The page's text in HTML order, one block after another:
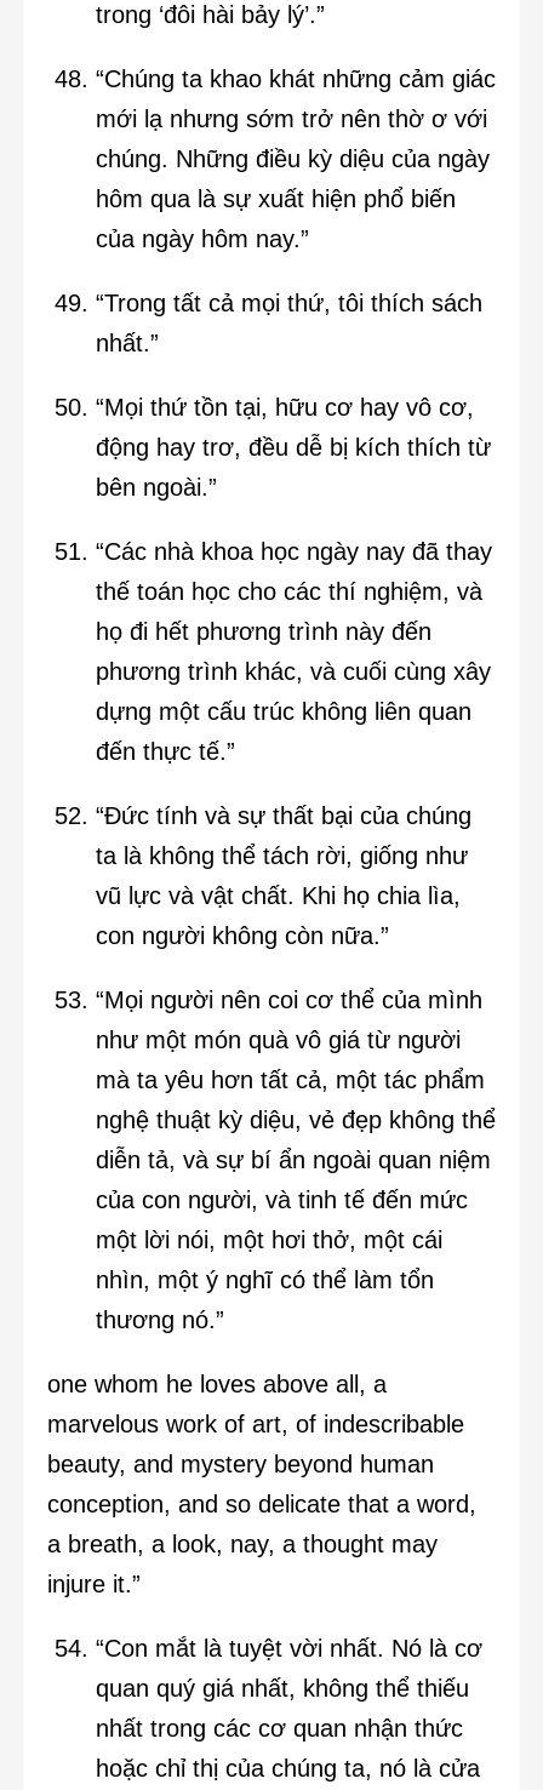
trong ‘đôi hài bảy lý’.”
“Chúng ta khao khát những cảm giác
mới lạ nhưng sớm trở nên thờ ơ với
chúng. Những điều kỳ diệu của ngày
hôm qua là sự xuất hiện phổ biến
của ngày hôm nay.”
“Trong tất cả mọi thứ, tôi thích sách
nhất.”
“Mọi thứ tồn tại, hữu cơ hay vô cơ,
động hay trơ, đều dễ bị kích thích từ
bên ngoài.”
“Các nhà khoa học ngày nay đã thay
thế toán học cho các thí nghiệm, và
họ đi hết phương trình này đến
phương trình khác, và cuối cùng xây
dựng một cấu trúc không liên quan
đến thực tế.”
“Đức tính và sự thất bại của chúng
ta là không thể tách rời, giống như
vũ lực và vật chất. Khi họ chia lìa,
con người không còn nữa.”
“Mọi người nên coi cơ thể của mình
như một món quà vô giá từ người
mà ta yêu hơn tất cả, một tác phẩm
nghệ thuật kỳ diệu, vẻ đẹp không thể
diễn tả, và sự bí ẩn ngoài quan niệm
của con người, và tinh tế đến mức
một lời nói, một hơi thở, một cái
nhìn, một ý nghĩ có thể làm tổn
thương nó.”
one whom he loves above all, a
marvelous work of art, of indescribable
beauty, and mystery beyond human
conception, and so delicate that a word,
a breath, a look, nay, a thought may
injure it.”
“Con mắt là tuyệt vời nhất. Nó là cơ
quan quý giá nhất, không thể thiếu
nhất trong các cơ quan nhận thức
hoặc chỉ thị của chúng ta, nó là cửa